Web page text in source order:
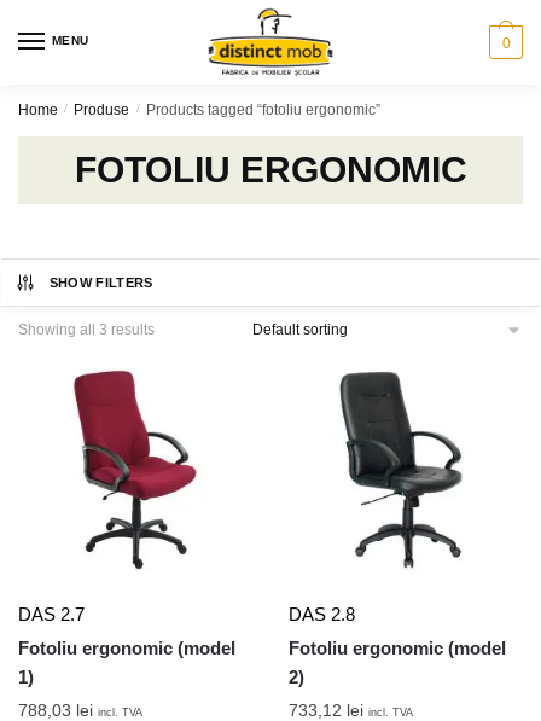
MENU 0
Home / Produse / Products tagged “fotoliu ergonomic”
FOTOLIU ERGONOMIC
SHOW FILTERS
Showing all 3 results
DAS 2.7
Fotoliu ergonomic (model
1)
788,03 lei incl. TVA
DAS 2.8
Fotoliu ergonomic (model
2)
733,12 lei incl. TVA